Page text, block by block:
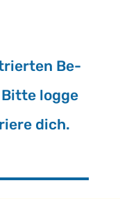
Be­
logge
dich.